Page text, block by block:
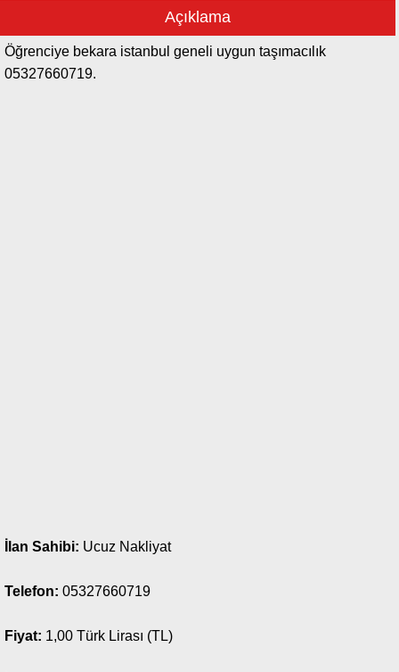
Açıklama
Öğrenciye bekara istanbul geneli uygun taşımacılık
05327660719.
İlan Sahibi: Ucuz Nakliyat
Telefon: 05327660719
Fiyat: 1,00 Türk Lirası (TL)